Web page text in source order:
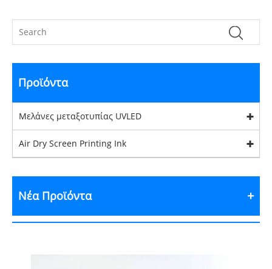
Προϊόντα
Μελάνες μεταξοτυπίας UVLED
Air Dry Screen Printing Ink
Νέα Προϊόντα